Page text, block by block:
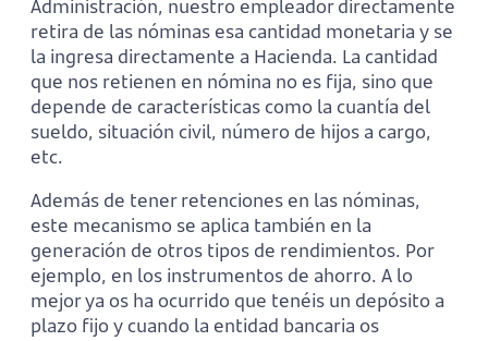
Administración, nuestro empleador directamente
retira de las nóminas esa cantidad monetaria y se
la ingresa directamente a Hacienda. La cantidad
que nos retienen en nómina no es fija, sino que
depende de características como la cuantía del
sueldo, situación civil, número de hijos a cargo,
etc.
Además de tener retenciones en las nóminas,
este mecanismo se aplica también en la
generación de otros tipos de rendimientos. Por
ejemplo, en los instrumentos de ahorro. A lo
mejor ya os ha ocurrido que tenéis un depósito a
plazo fijo y cuando la entidad bancaria os